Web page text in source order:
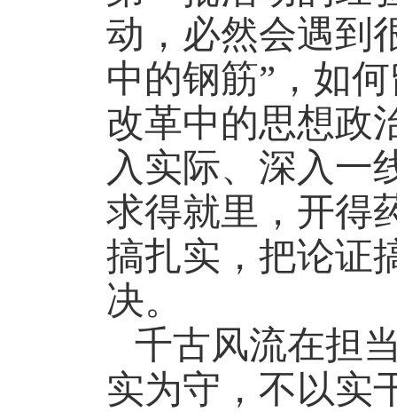
动，必然会遇到
中的钢筋”，如
改革中的思想政
入实际、深入一
求得就里，开得
搞扎实，把论证
决。
千古风流在担
实为守，不以实